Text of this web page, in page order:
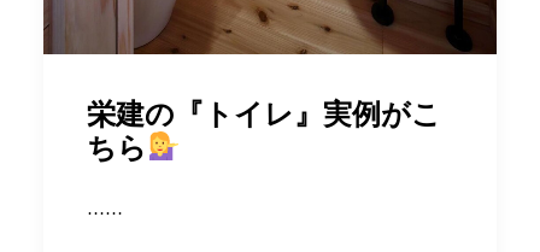
栄建の『トイレ』実例がこ
ちら
……